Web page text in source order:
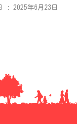
: 2025年6月23日